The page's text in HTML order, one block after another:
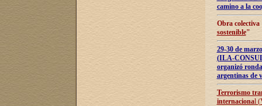
camino a la
Obra
sostenible"
29-30 de
(ILA-
organizó
argentinas de
Terrorismo
internacional